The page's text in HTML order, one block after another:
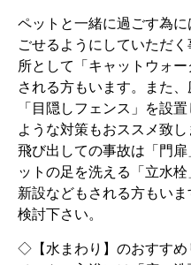
ペットと一緒に過ごす為
ごせるようにしていただ
所として「キャットウォ
される方もいます。また
「目隠しフェンス」を設
ような対策もおススメ致
飛び出しての事故は「門
ットの足を洗える「立水
新設などもされる方もい
検討下さい。
◇【水まわり】のおすすめ